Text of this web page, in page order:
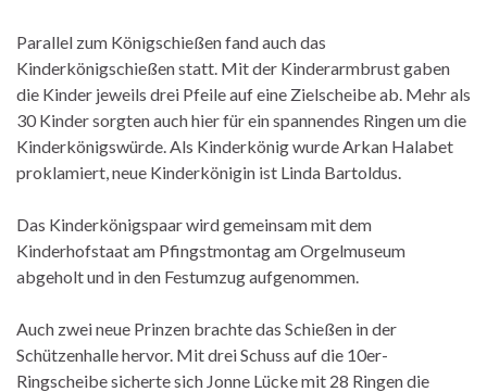
Parallel zum Königschießen fand auch das
Kinderkönigschießen statt. Mit der Kinderarmbrust gaben
die Kinder jeweils drei Pfeile auf eine Zielscheibe ab. Mehr als
30 Kinder sorgten auch hier für ein spannendes Ringen um die
Kinderkönigswürde. Als Kinderkönig wurde Arkan Halabet
proklamiert, neue Kinderkönigin ist Linda Bartoldus.
Das Kinderkönigspaar wird gemeinsam mit dem
Kinderhofstaat am Pfingstmontag am Orgelmuseum
abgeholt und in den Festumzug aufgenommen.
Auch zwei neue Prinzen brachte das Schießen in der
Schützenhalle hervor. Mit drei Schuss auf die 10er-
Ringscheibe sicherte sich Jonne Lücke mit 28 Ringen die